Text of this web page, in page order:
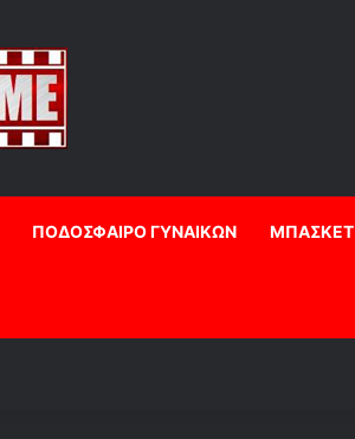
ΠΟΔΟΣΦΑΙΡΟ ΓΥΝΑΙΚΩΝ ΜΠΑΣΚΕΤ